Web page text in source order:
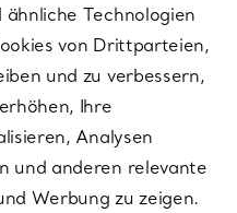
Technologien
von Drittparteien,
und zu verbessern,
Ihre
Analysen
und anderen relevante
Werbung zu zeigen.